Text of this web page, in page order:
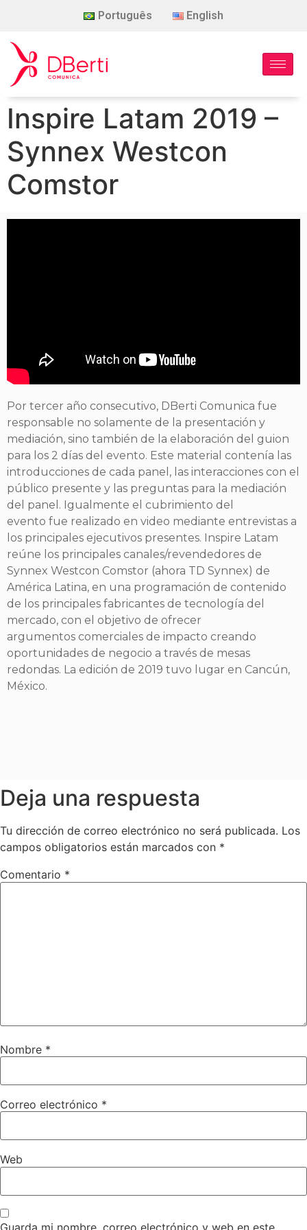
Português English
Inspire Latam 2019 –
Synnex Westcon
Comstor
Por tercer año consecutivo, DBerti Comunica fue
responsable no solamente de la presentación y
mediación, sino también de la elaboración del guion
para los 2 días del evento. Este material contenía las
introducciones de cada panel, las interacciones con el
público presente y las preguntas para la mediación
del panel. Igualmente el cubrimiento del
evento fue realizado en video mediante entrevistas a
los principales ejecutivos presentes. Inspire Latam
reúne los principales canales/revendedores de
Synnex Westcon Comstor (ahora TD Synnex) de
América Latina, en una programación de contenido
de los principales fabricantes de tecnología del
mercado, con el objetivo de ofrecer
argumentos comerciales de impacto creando
oportunidades de negocio a través de mesas
redondas. La edición de 2019 tuvo lugar en Cancún,
México.
Deja una respuesta
Tu dirección de correo electrónico no será publicada. Los
campos obligatorios están marcados con *
Comentario *
Nombre *
Correo electrónico *
Web